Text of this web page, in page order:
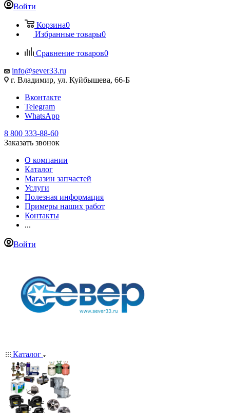
Войти
Корзина0
Избранные товары0
Сравнение товаров0
info@sever33.ru
г. Владимир, ул. Куйбышева, 66-Б
Вконтакте
Telegram
WhatsApp
8 800 333-88-60
Заказать звонок
О компании
Каталог
Магазин запчастей
Услуги
Полезная информация
Примеры наших работ
Контакты
...
Войти
Каталог